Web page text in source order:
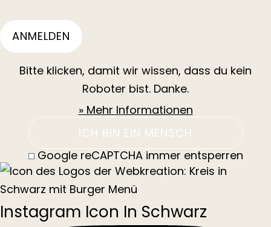
Bitte klicken, damit wir wissen, dass du kein
Roboter bist. Danke.
» Mehr Informationen
ICH BIN EIN MENSCH
Google reCAPTCHA immer entsperren
Instagram Icon In Schwarz